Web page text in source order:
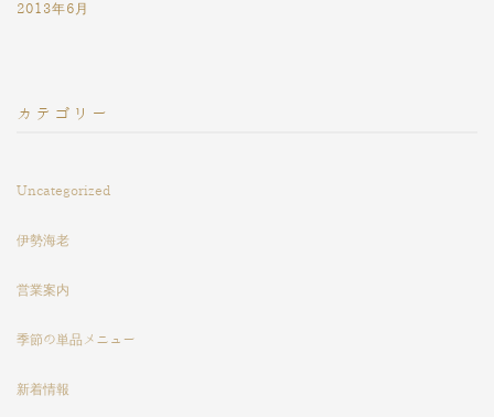
2013年6月
カテゴリー
Uncategorized
伊勢海老
営業案内
季節の単品メニュー
新着情報